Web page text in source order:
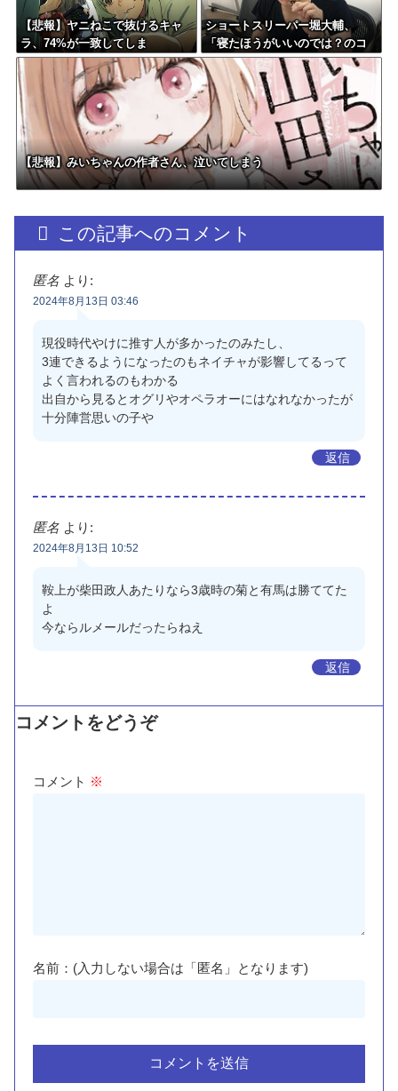
【悲報】ヤニねこで抜けるキャ
ラ、74%が一致してしま
う・・・
ショートスリーパー堀大輔、
「寝たほうがいいのでは？のコ
メントにブチギレ
【悲報】みいちゃんの作者さん、泣いてしまう
この記事へのコメント
匿名 より:
2024年8月13日 03:46
現役時代やけに推す人が多かったのみたし、
3連できるようになったのもネイチャが影響してるって
よく言われるのもわかる
出自から見るとオグリやオペラオーにはなれなかったが
十分陣営思いの子や
返信
匿名 より:
2024年8月13日 10:52
鞍上が柴田政人あたりなら3歳時の菊と有馬は勝ててた
よ
今ならルメールだったらねえ
返信
コメントをどうぞ
コメント ※
名前